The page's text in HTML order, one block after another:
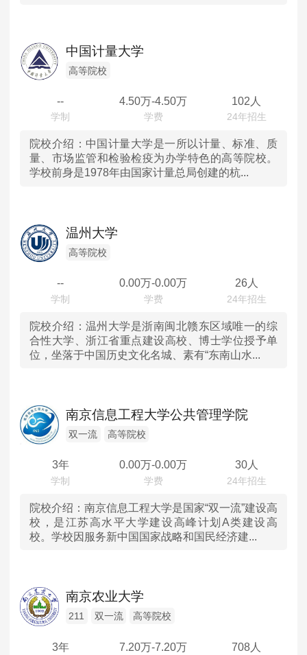
西藏
青海
宁夏
中国计量大学
高等院校
-- 4.50万-4.50万 102人
院校介绍： 中国计量大学是一所以计量、标准、质
量、市场监管和检验检疫为办学特色的高等院校。
学校前身是1978年由国家计量总局创建的杭...
温州大学
高等院校
-- 0.00万-0.00万 26人
院校介绍： 温州大学是浙南闽北赣东区域唯一的综
合性大学、浙江省重点建设高校、博士学位授予单
位，坐落于中国历史文化名城、素有“东南山水...
南京信息工程大学公共管理学院
双一流 高等院校
3年 0.00万-0.00万 30人
院校介绍： 南京信息工程大学是国家“双一流”建设高
校，是江苏高水平大学建设高峰计划A类建设高
校。学校因服务新中国国家战略和国民经济建...
南京农业大学
211 双一流 高等院校
3年 7.20万-7.20万 708人